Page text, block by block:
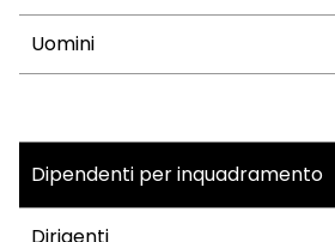
Uomini
Dipendenti per inquadramento
Dirigenti